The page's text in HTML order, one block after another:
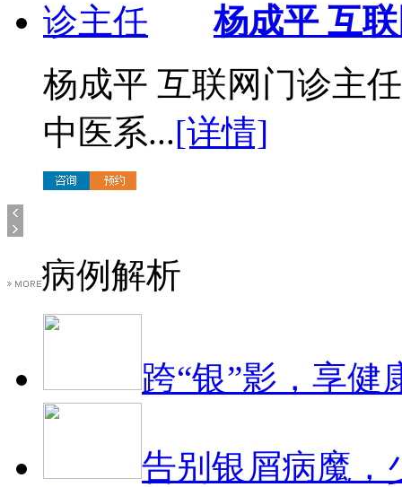
杨成平 互
杨成平 互联网门诊主
中医系...[详情]
病例解析
跨“银”影，享健
告别银屑病魔，